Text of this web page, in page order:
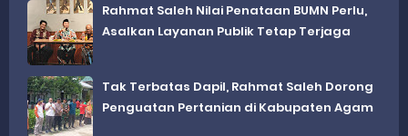
Rahmat Saleh Nilai Penataan BUMN Perlu,
Asalkan Layanan Publik Tetap Terjaga
Tak Terbatas Dapil, Rahmat Saleh Dorong
Penguatan Pertanian di Kabupaten Agam